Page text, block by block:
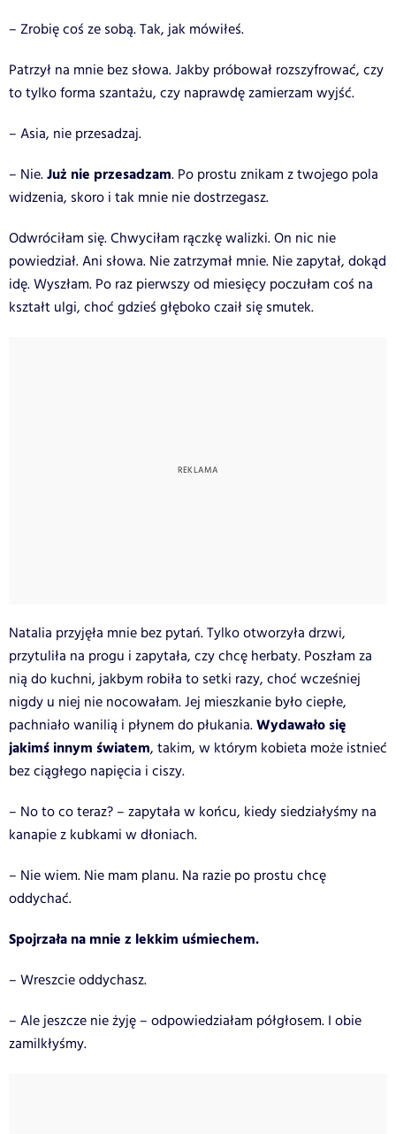
– Zrobię coś ze sobą. Tak, jak mówiłeś.
Patrzył na mnie bez słowa. Jakby próbował rozszyfrować, czy
to tylko forma szantażu, czy naprawdę zamierzam wyjść.
– Asia, nie przesadzaj.
– Nie.Już nie przesadzam. Po prostu znikam z twojego pola
widzenia, skoro i tak mnie nie dostrzegasz.
Odwróciłam się. Chwyciłam rączkę walizki. On nic nie
powiedział. Ani słowa. Nie zatrzymał mnie. Nie zapytał, dokąd
idę. Wyszłam. Po raz pierwszy od miesięcy poczułam coś na
kształt ulgi, choć gdzieś głęboko czaił się smutek.
Natalia przyjęła mnie bez pytań. Tylko otworzyła drzwi,
przytuliła na progu i zapytała, czy chcę herbaty. Poszłam za
nią do kuchni, jakbym robiła to setki razy, choć wcześniej
nigdy u niej nie nocowałam. Jej mieszkanie było ciepłe,
pachniało wanilią i płynem do płukania.Wydawało się
jakimś innym światem, takim, w którym kobieta może istnieć
bez ciągłego napięcia i ciszy.
– No to co teraz? – zapytała w końcu, kiedy siedziałyśmy na
kanapie z kubkami w dłoniach.
– Nie wiem. Nie mam planu. Na razie po prostu chcę
oddychać.
Spojrzała na mnie z lekkim uśmiechem.
– Wreszcie oddychasz.
– Ale jeszcze nie żyję – odpowiedziałam półgłosem. I obie
zamilkłyśmy.